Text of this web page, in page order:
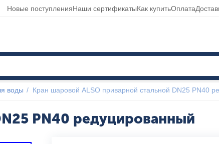
Новые поступленияНаши сертификатыКак купитьОплата
воды / Кран шаровой ALSO приварной стальной DN25 PN40
PN40 редуцированный